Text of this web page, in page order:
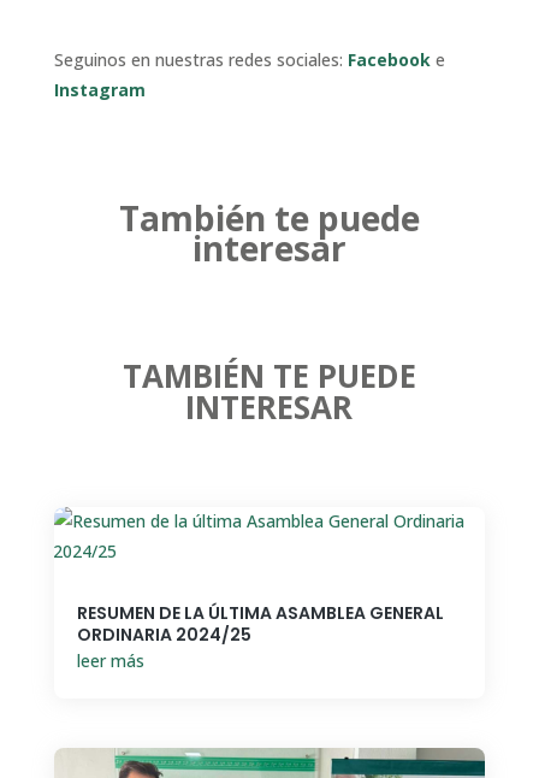
Seguinos en nuestras redes sociales: Facebooke
Instagram
También te puede
interesar
TAMBIÉN TE PUEDE
INTERESAR
RESUMEN DE LA ÚLTIMA ASAMBLEA GENERAL
ORDINARIA 2024/25
leer más